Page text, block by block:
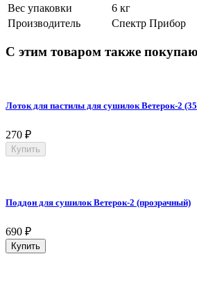
Вес упаковки
6 кг
Производитель
Спектр Прибор
С этим товаром также
Лоток для пастилы для сушилок Ветерок-2
270 ₽
Купить
Поддон для сушилок Ветерок-2 (прозрачный)
690 ₽
Купить